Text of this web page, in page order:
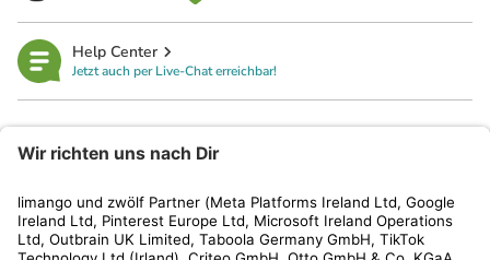
Help Center
Jetzt auch per Live-Chat erreichbar!
Kundenservice